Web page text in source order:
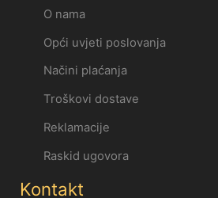
O nama
Opći uvjeti poslovanja
Načini plaćanja
Troškovi dostave
Reklamacije
Raskid ugovora
Kontakt